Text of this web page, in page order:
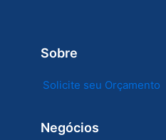
Sobre
Solicite seu Orçamento
Negócios